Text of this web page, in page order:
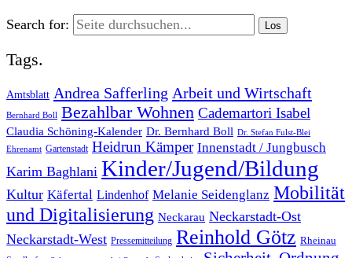
Search for:
Tags.
Amtsblatt Andrea Safferling Arbeit und Wirtschaft
Bernhard Boll Bezahlbar Wohnen Cademartori Isabel
Claudia Schöning-Kalender Dr. Bernhard Boll Dr. Stefan Fulst-Blei
Ehrenamt Gartenstadt Heidrun Kämper Innenstadt / Jungbusch
Karim Baghlani Kinder/Jugend/Bildung
Kultur Käfertal Lindenhof Melanie Seidenglanz Mobilität
und Digitalisierung Neckarau Neckarstadt-Ost
Neckarstadt-West Pressemitteilung Reinhold Götz Rheinau